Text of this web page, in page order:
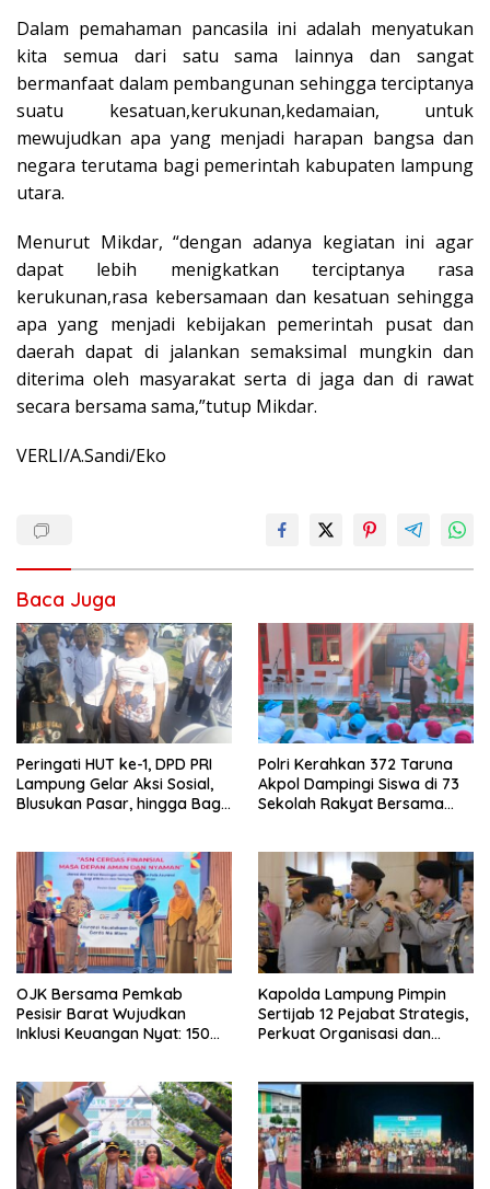
Dalam pemahaman pancasila ini adalah menyatukan
kita semua dari satu sama lainnya dan sangat
bermanfaat dalam pembangunan sehingga terciptanya
suatu kesatuan,kerukunan,kedamaian, untuk
mewujudkan apa yang menjadi harapan bangsa dan
negara terutama bagi pemerintah kabupaten lampung
utara.
Menurut Mikdar, “dengan adanya kegiatan ini agar
dapat lebih menigkatkan terciptanya rasa
kerukunan,rasa kebersamaan dan kesatuan sehingga
apa yang menjadi kebijakan pemerintah pusat dan
daerah dapat di jalankan semaksimal mungkin dan
diterima oleh masyarakat serta di jaga dan di rawat
secara bersama sama,”tutup Mikdar.
VERLI/A.Sandi/Eko
Baca Juga
Peringati HUT ke-1, DPD PRI
Lampung Gelar Aksi Sosial,
Blusukan Pasar, hingga Bagi-
Polri Kerahkan 372 Taruna
Akpol Dampingi Siswa di 73
Sekolah Rakyat Bersama
OJK Bersama Pemkab
Pesisir Barat Wujudkan
Inklusi Keuangan Nyat: 150
Kapolda Lampung Pimpin
Sertijab 12 Pejabat Strategis,
Perkuat Organisasi dan